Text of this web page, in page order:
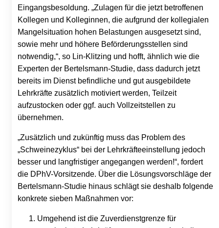
Eingangsbesoldung. „Zulagen für die jetzt betroffenen
Kollegen und Kolleginnen, die aufgrund der kollegialen
Mangelsituation hohen Belastungen ausgesetzt sind,
sowie mehr und höhere Beförderungsstellen sind
notwendig,“, so Lin-Klitzing und hofft, ähnlich wie die
Experten der Bertelsmann-Studie, dass dadurch jetzt
bereits im Dienst befindliche und gut ausgebildete
Lehrkräfte zusätzlich motiviert werden, Teilzeit
aufzustocken oder ggf. auch Vollzeitstellen zu
übernehmen.
„Zusätzlich und zukünftig muss das Problem des
„Schweinezyklus“ bei der Lehrkräfteeinstellung jedoch
besser und langfristiger angegangen werden!“, fordert
die DPhV-Vorsitzende. Über die Lösungsvorschläge der
Bertelsmann-Studie hinaus schlägt sie deshalb folgende
konkrete sieben Maßnahmen vor:
Umgehend ist die Zuverdienstgrenze für